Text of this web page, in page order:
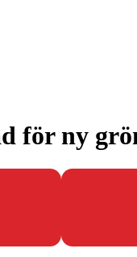
för ny